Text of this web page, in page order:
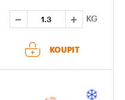
KG
KOUPIT